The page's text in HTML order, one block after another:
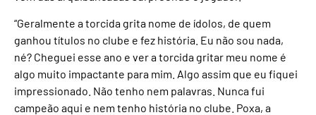
“Geralmente a torcida grita nome de ídolos, de quem
ganhou títulos no clube e fez história. Eu não sou nada,
né? Cheguei esse ano e ver a torcida gritar meu nome é
algo muito impactante para mim. Algo assim que eu fiquei
impressionado. Não tenho nem palavras. Nunca fui
campeão aqui e nem tenho história no clube. Poxa, a